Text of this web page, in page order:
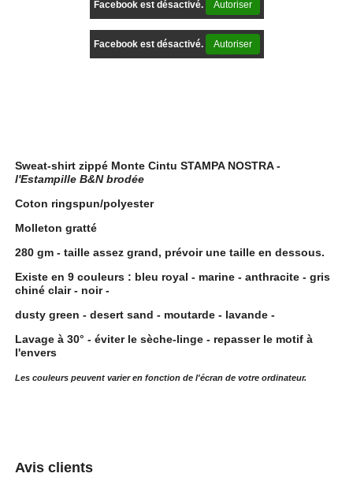
Facebook est désactivé. Autoriser
Facebook est désactivé. Autoriser
Sweat-shirt zippé Monte Cintu STAMPA NOSTRA -
l'Estampille B&N brodée
Coton ringspun/polyester
Molleton gratté
280 gm - taille assez grand, prévoir une taille en dessous.
Existe en 9 couleurs : bleu royal - marine - anthracite - gris
chiné clair - noir -
dusty green - desert sand - moutarde - lavande -
Lavage à 30° - éviter le sèche-linge - repasser le motif à
l'envers
Les couleurs peuvent varier en fonction de l'écran de votre ordinateur.
Avis clients